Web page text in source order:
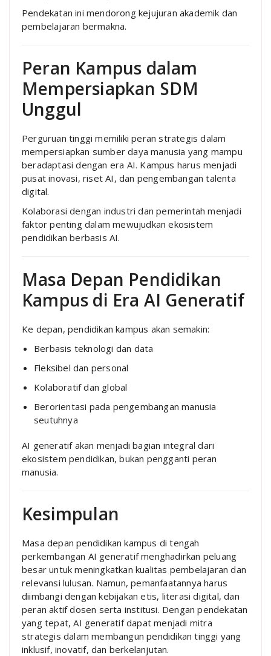
Pendekatan ini mendorong kejujuran akademik dan
pembelajaran bermakna.
Peran Kampus dalam
Mempersiapkan SDM
Unggul
Perguruan tinggi memiliki peran strategis dalam
mempersiapkan sumber daya manusia yang mampu
beradaptasi dengan era AI. Kampus harus menjadi
pusat inovasi, riset AI, dan pengembangan talenta
digital.
Kolaborasi dengan industri dan pemerintah menjadi
faktor penting dalam mewujudkan ekosistem
pendidikan berbasis AI.
Masa Depan Pendidikan
Kampus di Era AI Generatif
Ke depan, pendidikan kampus akan semakin:
Berbasis teknologi dan data
Fleksibel dan personal
Kolaboratif dan global
Berorientasi pada pengembangan manusia
seutuhnya
AI generatif akan menjadi bagian integral dari
ekosistem pendidikan, bukan pengganti peran
manusia.
Kesimpulan
Masa depan pendidikan kampus di tengah
perkembangan AI generatif menghadirkan peluang
besar untuk meningkatkan kualitas pembelajaran dan
relevansi lulusan. Namun, pemanfaatannya harus
diimbangi dengan kebijakan etis, literasi digital, dan
peran aktif dosen serta institusi. Dengan pendekatan
yang tepat, AI generatif dapat menjadi mitra
strategis dalam membangun pendidikan tinggi yang
inklusif, inovatif, dan berkelanjutan.